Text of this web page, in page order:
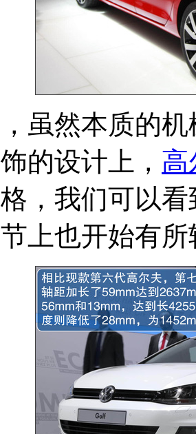
然本质的机
的设计上， 高
，我们可以
上也开始有